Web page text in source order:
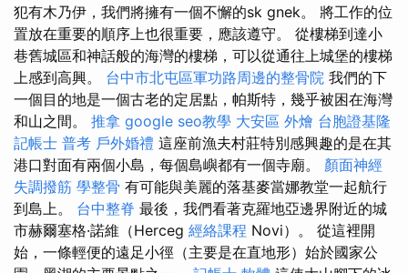
犯有木乃伊，我們將擁有一個不懈的sk gnek。 將工作的位
置放在重要的順序上也很重要，應該遵守。 從樓梯到達小
巷舊城區和神話般的海灣的樓梯，可以從通往上城堡的樓梯
上感到高興。 台中市北屯區軍功路周邊的整骨院 我們的下
一個目的地是一個古老的定居點，帕斯特，幾乎被困在海灣
和山之間。 推拿 google seo教學 大安區 外燴 台胞證基隆
記帳士 普考 戶外婚禮 這座前漁夫村莊特別感興趣的是在其
港口對面有兩個小島，每個島嶼都有一個寺廟。 顏面神經
失調撥筋 學整骨 有可能與美麗的落基麥當娜教堂一起航行
到島上。 台中整脊 最後，我們看著克羅地亞邊界附近的城
市赫爾塞格·諾維（Herceg 經絡課程 Novi）。 從這裡開
始，一條輕便的遠足小徑（主要是在直地形）始於國家公